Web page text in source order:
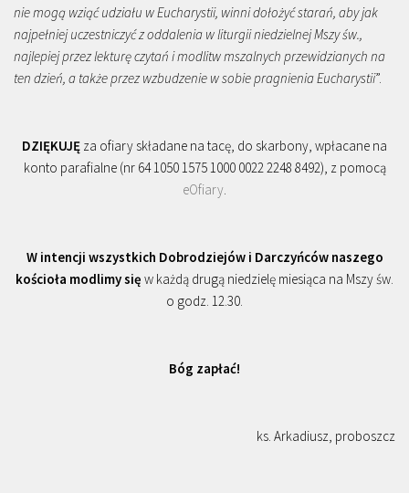
nie mogą wziąć udziału w Eucharystii, winni dołożyć starań, aby jak
najpełniej uczestniczyć z oddalenia w liturgii niedzielnej Mszy św.,
najlepiej przez lekturę czytań i modlitw mszalnych przewidzianych na
ten dzień, a także przez wzbudzenie w sobie pragnienia Eucharystii”.
DZIĘKUJĘ za ofiary składane na tacę, do skarbony, wpłacane na
konto parafialne (nr 64 1050 1575 1000 0022 2248 8492), z pomocą
eOfiary.
W intencji wszystkich Dobrodziejów i Darczyńców naszego
kościoła modlimy się w każdą drugą niedzielę miesiąca na Mszy św.
o godz. 12.30.
Bóg zapłać!
ks. Arkadiusz, proboszcz